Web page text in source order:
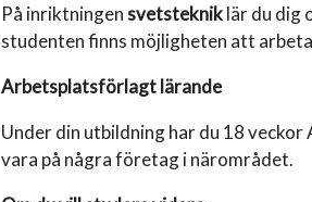
På inriktningensvetstekniklär du dig
studenten finns möjligheten att
Arbetsplatsförlagt lärande
Under din utbildning har du 18
vara på några företag i närområdet.